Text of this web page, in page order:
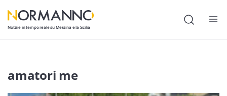
Notizie in tempo reale su Messina e la Sicilia
Attualità
amatori me